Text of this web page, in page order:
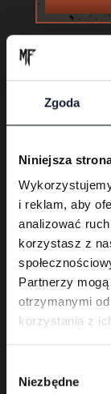
Zgoda
Niniejsza
i reklam, aby
analizować
korzystasz z
Partnerzy
otrzymanymi
korzystania z
zgody
Niezbędne